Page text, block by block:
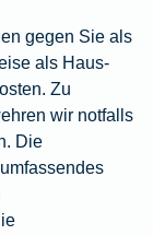
gegen Sie als
als Haus-
Zu
wir notfalls
Die